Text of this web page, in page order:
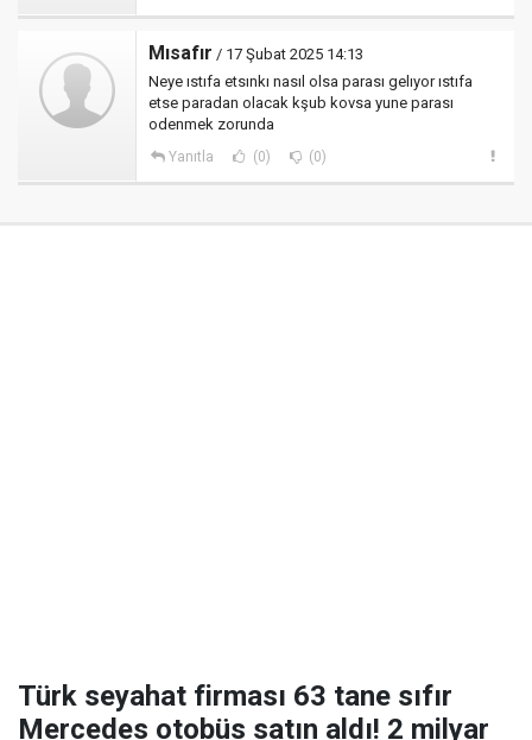
Mısafır / 17 Şubat 2025 14:13
Neye ıstıfa etsınkı nasıl olsa parası gelıyor ıstıfa
etse paradan olacak kşub kovsa yune parası
odenmek zorunda
Yanıtla (0) (0)
Türk seyahat firması 63 tane sıfır
Mercedes otobüs satın aldı! 2 milyar